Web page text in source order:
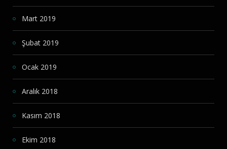
Mart 2019
Şubat 2019
Ocak 2019
Aralık 2018
Kasım 2018
Ekim 2018